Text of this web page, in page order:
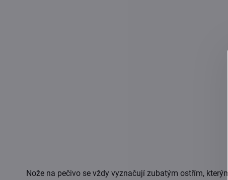
Nože na pečivo se vždy vyznačují zubatým ostřím,